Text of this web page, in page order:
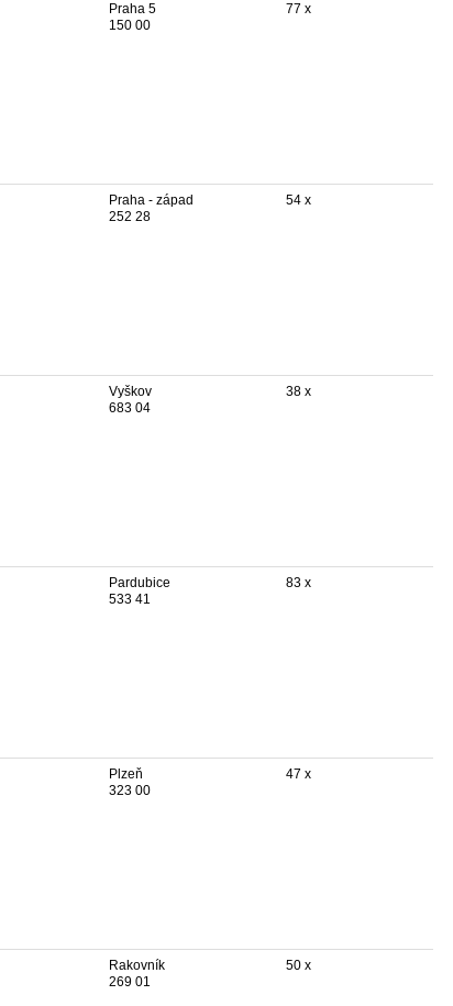
Praha 5
150 00
77 x
Praha - západ
252 28
54 x
Vyškov
683 04
38 x
Pardubice
533 41
83 x
Plzeň
323 00
47 x
Rakovník
269 01
50 x